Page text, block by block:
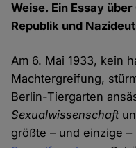
Weise. Ein Essay
Republik und
Am 6. Mai 1933, kein
Machtergreifung,
Berlin-Tiergarten
Sexualwissenschaft
größte – und einzige –